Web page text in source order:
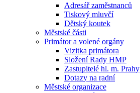
Adresář zaměstnanců
Tiskový mluvčí
Dětský koutek
Městské části
Primátor a volené orgány
Vizitka primátora
Složení Rady HMP
Zastupitelé hl. m. Prahy
Dotazy na radní
Městské organizace